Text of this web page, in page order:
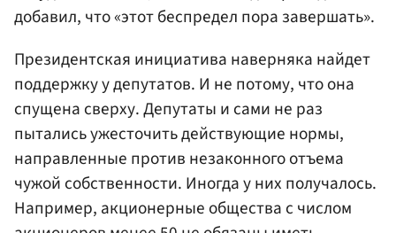
добавил, что «этот беспредел пора завершать».
Президентская инициатива наверняка найдет
поддержку у депутатов. И не потому, что она
спущена сверху. Депутаты и сами не раз
пытались ужесточить действующие нормы,
направленные против незаконного отъема
чужой собственности. Иногда у них получалось.
Например, акционерные общества с числом